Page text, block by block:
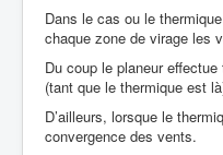
Dans le cas ou le
chaque zone de virage les
Du coup le planeur
(tant que le thermique est
D’ailleurs, lorsque le
convergence des vents.